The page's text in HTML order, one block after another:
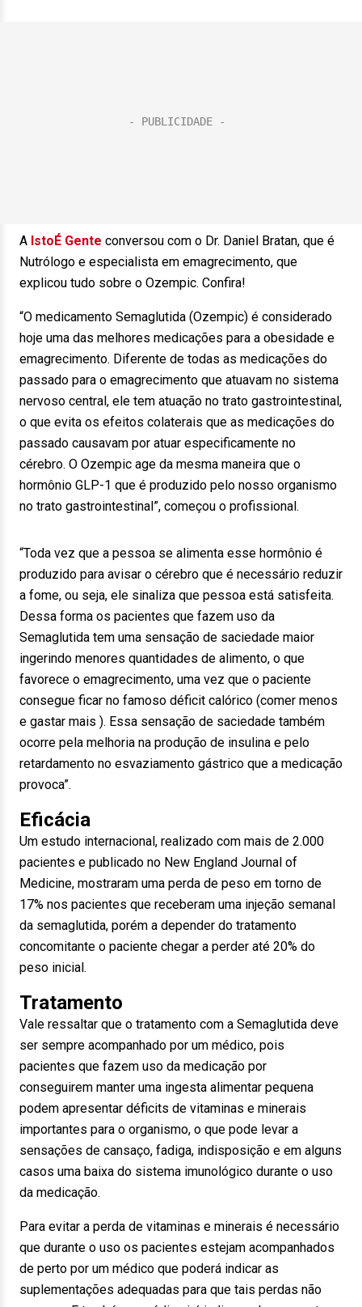
A IstoÉ Gente conversou com o Dr. Daniel Bratan, que é
Nutrólogo e especialista em emagrecimento, que
explicou tudo sobre o Ozempic. Confira!
“O medicamento Semaglutida (Ozempic) é considerado
hoje uma das melhores medicações para a obesidade e
emagrecimento. Diferente de todas as medicações do
passado para o emagrecimento que atuavam no sistema
nervoso central, ele tem atuação no trato gastrointestinal,
o que evita os efeitos colaterais que as medicações do
passado causavam por atuar especificamente no
cérebro. O Ozempic age da mesma maneira que o
hormônio GLP-1 que é produzido pelo nosso organismo
no trato gastrointestinal”, começou o profissional.
“Toda vez que a pessoa se alimenta esse hormônio é
produzido para avisar o cérebro que é necessário reduzir
a fome, ou seja, ele sinaliza que pessoa está satisfeita.
Dessa forma os pacientes que fazem uso da
Semaglutida tem uma sensação de saciedade maior
ingerindo menores quantidades de alimento, o que
favorece o emagrecimento, uma vez que o paciente
consegue ficar no famoso déficit calórico (comer menos
e gastar mais ). Essa sensação de saciedade também
ocorre pela melhoria na produção de insulina e pelo
retardamento no esvaziamento gástrico que a medicação
provoca”.
Eficácia
Um estudo internacional, realizado com mais de 2.000
pacientes e publicado no New England Journal of
Medicine, mostraram uma perda de peso em torno de
17% nos pacientes que receberam uma injeção semanal
da semaglutida, porém a depender do tratamento
concomitante o paciente chegar a perder até 20% do
peso inicial.
Tratamento
Vale ressaltar que o tratamento com a Semaglutida deve
ser sempre acompanhado por um médico, pois
pacientes que fazem uso da medicação por
conseguirem manter uma ingesta alimentar pequena
podem apresentar déficits de vitaminas e minerais
importantes para o organismo, o que pode levar a
sensações de cansaço, fadiga, indisposição e em alguns
casos uma baixa do sistema imunológico durante o uso
da medicação.
Para evitar a perda de vitaminas e minerais é necessário
que durante o uso os pacientes estejam acompanhados
de perto por um médico que poderá indicar as
suplementações adequadas para que tais perdas não